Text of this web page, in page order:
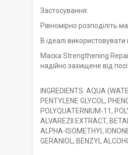
Застосування:
Рівномірно розподіліть
В ідеалі
Маска Strengthening
надійно захищене від
INGREDIENTS: AQUA
PENTYLENE GLYCOL,
POLYQUATERNIUM-11,
ALVAREZII EXTRACT,
ALPHA-ISOMETHYL
GERANIOL, BENZYL